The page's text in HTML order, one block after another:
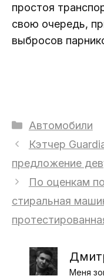
простоя
свою очередь,
выбросов
Рубрики
Автомобили
Кэтчер
предложение
По оценкам
стиральная
Меня